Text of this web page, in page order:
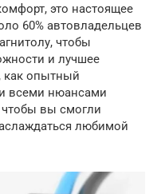
это настоящее
60% автовладельцев
чтобы
и лучшее
как опытный
всеми нюансами
чтобы вы смогли
любимой